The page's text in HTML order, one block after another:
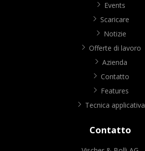
Events
Scaricare
Notizie
Offerte di lavoro
Azienda
Contatto
Features
Tecnica applicativa
Contatto